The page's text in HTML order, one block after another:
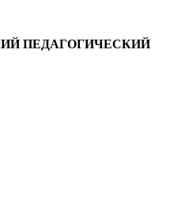
ПЕДАГОГИЧЕСКИЙ